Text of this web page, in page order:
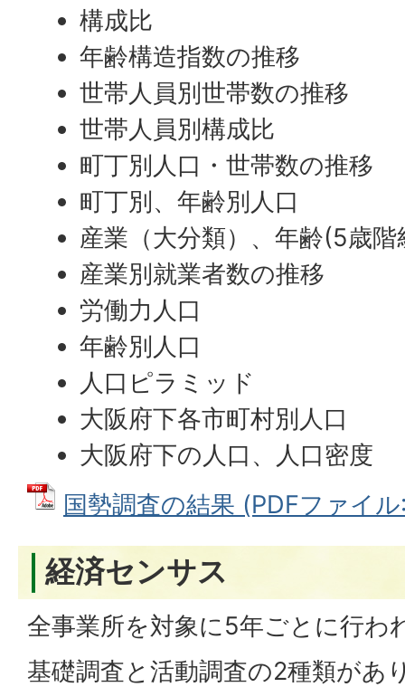
構成比
年齢構造指数の推移
世帯人員別世帯数の推移
世帯人員別構成比
町丁別人口・世帯数の推移
町丁別、年齢別人口
産業（大分類）、年齢(5歳
産業別就業者数の推移
労働力人口
年齢別人口
人口ピラミッド
大阪府下各市町村別人口
大阪府下の人口、人口密度
国勢調査の結果 (PDFファイ
経済センサス
全事業所を対象に5年ごとに行わ
基礎調査と活動調査の2種類があ